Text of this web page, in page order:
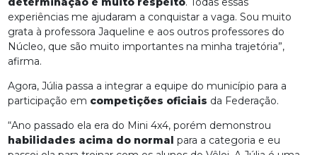
experiências me ajudaram a conquistar a vaga. Sou muito
grata à professora Jaqueline e aos outros professores do
Núcleo, que são muito importantes na minha trajetória”,
afirma.
Agora, Júlia passa a integrar a equipe do município para a
participação em competições oficiais da Federação.
“Ano passado ela era do Mini 4x4, porém demonstrou
habilidades acima do normal para a categoria e eu